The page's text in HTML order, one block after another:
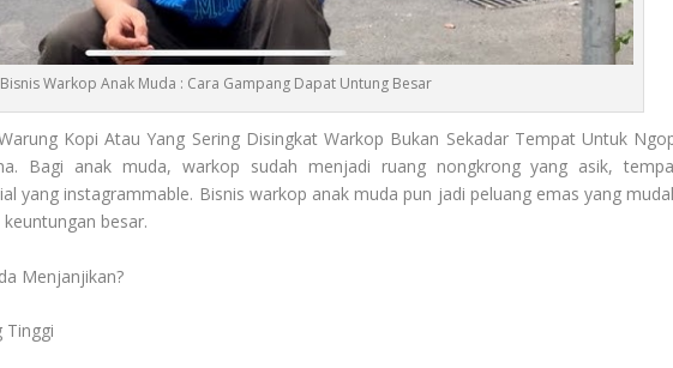
Bisnis Warkop Anak Muda : Cara Gampang Dapat Untung Besar
Kopi Atau Yang Sering Disingkat Warkop Bukan Sekadar Tempat Untuk
Bagi anak muda, warkop sudah menjadi ruang nongkrong yang asik,
yang instagrammable. Bisnis warkop anak muda pun jadi peluang emas yang
besar.
Menjanjikan?
Tinggi